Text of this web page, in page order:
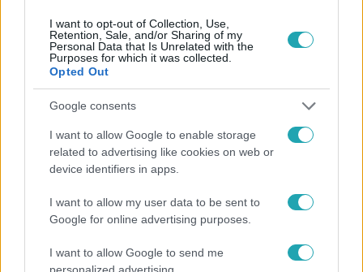
I want to opt-out of Collection, Use,
Retention, Sale, and/or Sharing of my
Personal Data that Is Unrelated with the
Purposes for which it was collected.
Opted Out
Google consents
I want to allow Google to enable storage
related to advertising like cookies on web or
device identifiers in apps.
I want to allow my user data to be sent to
Google for online advertising purposes.
I want to allow Google to send me
personalized advertising.
Népszerű